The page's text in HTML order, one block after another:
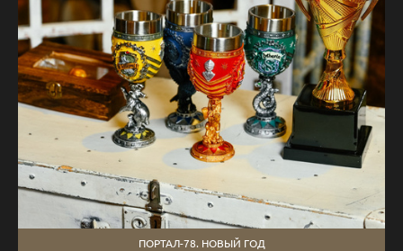
ПОРТАЛ-78. НОВЫЙ ГОД